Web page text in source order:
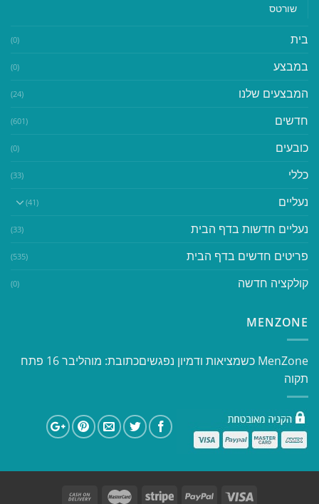
שורטס
בית (0)
במבצע (0)
המבצעים שלנו (24)
חדשים (601)
כובעים (0)
כללי (33)
נעליים (41)
נעליים חדשות בדף הבית (33)
פריטים חדשים בדף הבית (535)
קולקציה חדשה (0)
MENZONE
​​MenZone כשמציאות ודמיון נפגשים​ כתובת: מוהליבר 16 פתח
תקוה